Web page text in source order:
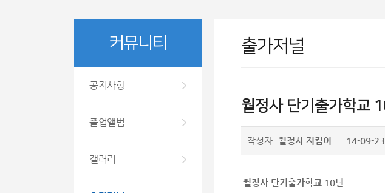
커뮤니티
공지사항
졸업앨범
갤러리
출가저널
월정사 단기출가학교
작성자 월정사 지킴이 14-09-
월정사 단기출가학교 10년